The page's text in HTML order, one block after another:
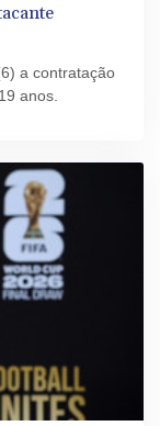
a contratação
anos.